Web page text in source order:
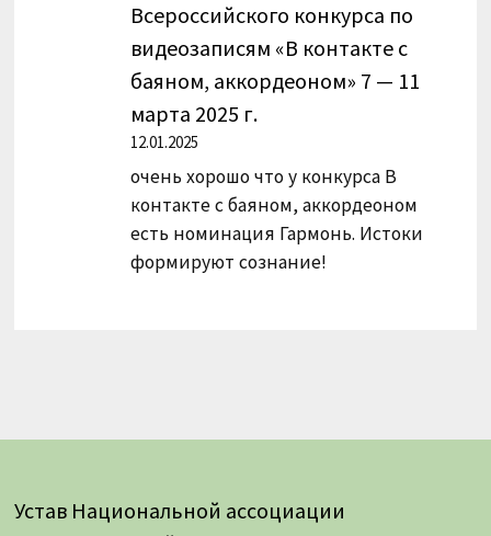
Всероссийского конкурса по
видеозаписям «В контакте с
баяном, аккордеоном» 7 — 11
марта 2025 г.
12.01.2025
очень хорошо что у конкурса В
контакте с баяном, аккордеоном
есть номинация Гармонь. Истоки
формируют сознание!
Устав Национальной ассоциации